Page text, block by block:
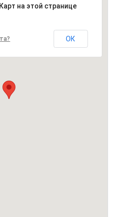
на этой странице
ОК